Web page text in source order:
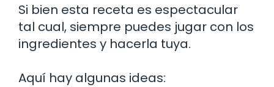
Si bien esta receta es espectacular
tal cual, siempre puedes jugar con los
ingredientes y hacerla tuya.
Aquí hay algunas ideas: